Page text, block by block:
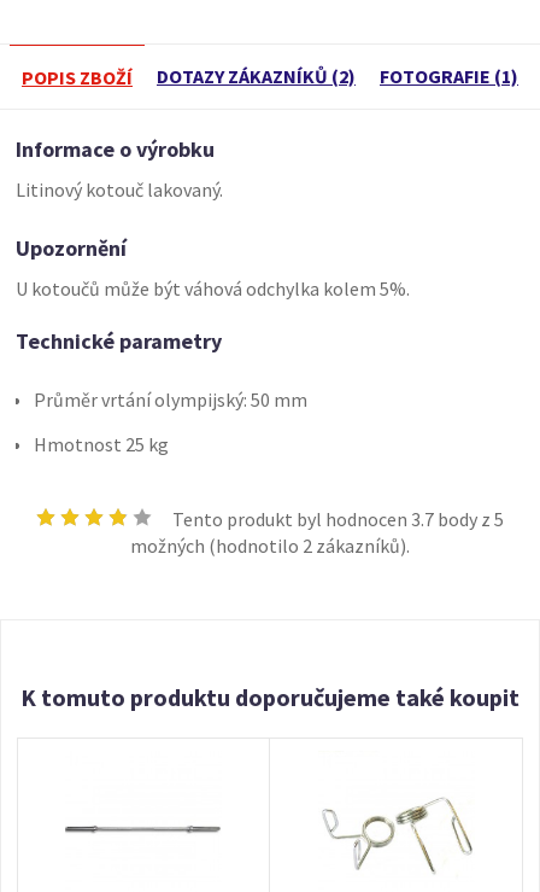
POPIS ZBOŽÍ DOTAZY ZÁKAZNÍKŮ (2) FOTOGRAFIE (1)
Informace o výrobku
Litinový kotouč lakovaný.
Upozornění
U kotoučů může být váhová odchylka kolem 5%.
Technické parametry
Průměr vrtání olympijský: 50 mm
Hmotnost 25 kg
Tento produkt byl hodnocen 3.7body z 5
možných (hodnotilo 2zákazníků).
K tomuto produktu doporučujeme také koupit